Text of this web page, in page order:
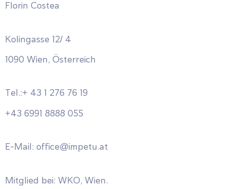
Florin Costea
Kolingasse 12/ 4
1090 Wien, Österreich
Tel.:+ 43 1 276 76 19
+43 6991 8888 055
E-Mail: office@impetu.at
Mitglied bei: WKO, Wien.